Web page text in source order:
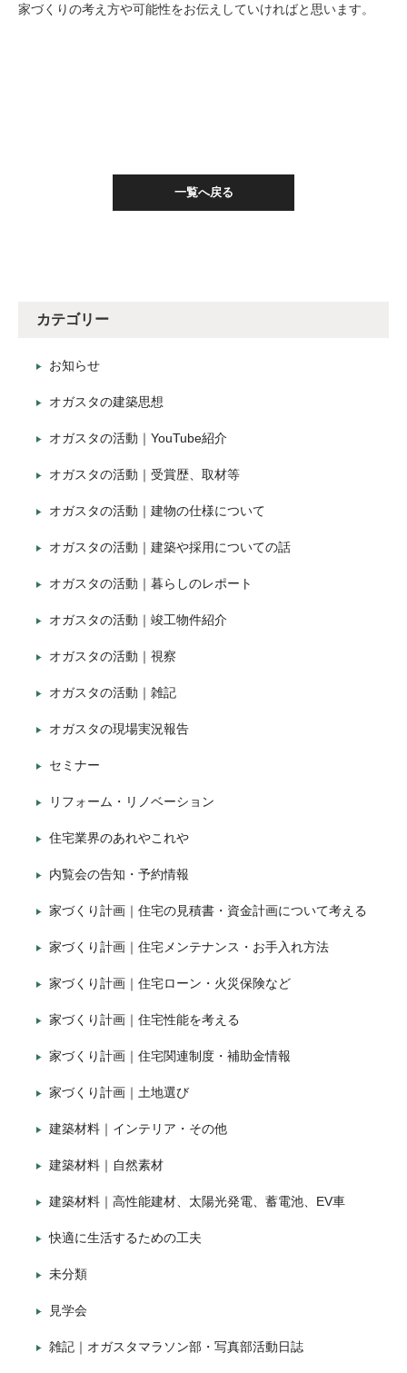
家づくりの考え方や可能性をお伝えしていければと思います。
一覧へ戻る
カテゴリー
お知らせ
オガスタの建築思想
オガスタの活動｜YouTube紹介
オガスタの活動｜受賞歴、取材等
オガスタの活動｜建物の仕様について
オガスタの活動｜建築や採用についての話
オガスタの活動｜暮らしのレポート
オガスタの活動｜竣工物件紹介
オガスタの活動｜視察
オガスタの活動｜雑記
オガスタの現場実況報告
セミナー
リフォーム・リノベーション
住宅業界のあれやこれや
内覧会の告知・予約情報
家づくり計画｜住宅の見積書・資金計画について考える
家づくり計画｜住宅メンテナンス・お手入れ方法
家づくり計画｜住宅ローン・火災保険など
家づくり計画｜住宅性能を考える
家づくり計画｜住宅関連制度・補助金情報
家づくり計画｜土地選び
建築材料｜インテリア・その他
建築材料｜自然素材
建築材料｜高性能建材、太陽光発電、蓄電池、EV車
快適に生活するための工夫
未分類
見学会
雑記｜オガスタマラソン部・写真部活動日誌